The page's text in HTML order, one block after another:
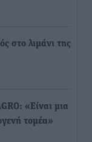
στο λιμάνι της
«Είναι μια
τομέα»